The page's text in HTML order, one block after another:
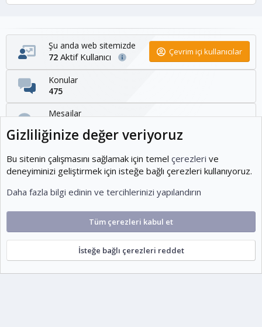
Şu anda web sitemizde
72 Aktif Kullanıcı Çevrim içi kullanıcılar
Konular
475
Mesajlar
1,954
Son üye
KOEditor
Cookies Ko-ParsV2
Türkçe (TR)
Gizlilik politikası Yardım Ana sayfa
S
escort
Gizliliğinize değer veriyoruz
Bu sitenin çalışmasını sağlamak için temel çerezleri ve
deneyiminizi geliştirmek için isteğe bağlı çerezleri kullanıyoruz.
Daha fazla bilgi edinin ve tercihlerinizi yapılandırın
Tüm çerezleri kabul et
İsteğe bağlı çerezleri reddet